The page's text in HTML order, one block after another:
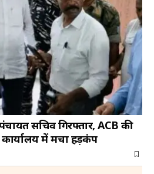
सचिव गिरफ्तार, ACB की
कार्यालय में मचा हड़कंप